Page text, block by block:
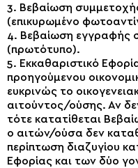
3. Βεβαίωση
(επικυρωμένο
4. Βεβαίωση εγγραφής
(πρωτότυπο).
5. Εκκαθαριστικό
προηγούμενου
ευκρινώς το
αιτούντος/ούσης. Αν
τότε κατατίθεται
ο αιτών/ούσα δεν
περίπτωση διαζυγίου
Εφορίας και των δύο